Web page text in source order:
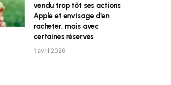
vendu trop tôt ses actions
Apple et envisage d’en
racheter, mais avec
certaines réserves
1 avril 2026